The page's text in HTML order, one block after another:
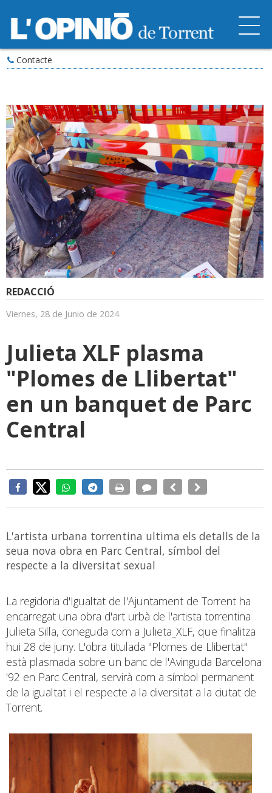
Contacte
REDACCIÓ
Viernes, 28 de Junio de 2024
Julieta XLF plasma
"Plomes de Llibertat"
en un banquet de Parc
Central
L'artista urbana torrentina ultima els detalls de la
seua nova obra en Parc Central, símbol del
respecte a la diversitat sexual
La regidoria d'Igualtat de l'Ajuntament de Torrent ha
encarregat una obra d'art urbà de l'artista torrentina
Julieta Silla, coneguda com a Julieta_XLF, que finalitza
hui 28 de juny. L'obra titulada "Plomes de Llibertat"
està plasmada sobre un banc de l'Avinguda Barcelona
'92 en Parc Central, servirà com a símbol permanent
de la igualtat i el respecte a la diversitat a la ciutat de
Torrent.